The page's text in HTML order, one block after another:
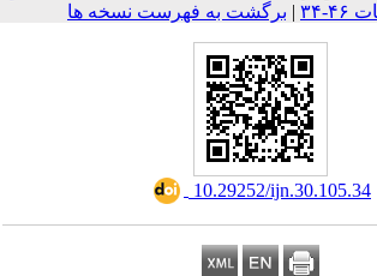
|برگشت به فهرست نسخه ها
‎ 10.29252/ijn.30.105.34